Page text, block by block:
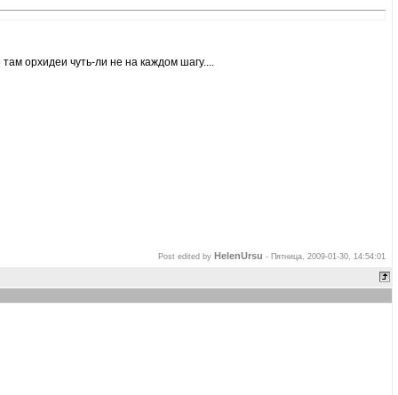
орхидеи чуть-ли не на каждом шагу....
Post edited by HelenUrsu - Пятница, 2009-01-30, 14:54:01